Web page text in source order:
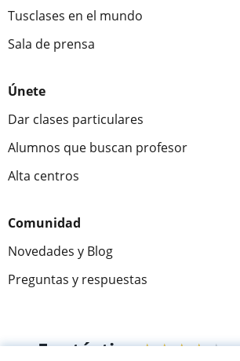
Tusclases en el mundo
Sala de prensa
Únete
Dar clases particulares
Alumnos que buscan profesor
Alta centros
Comunidad
Novedades y Blog
Preguntas y respuestas
Fantástica★★★★★